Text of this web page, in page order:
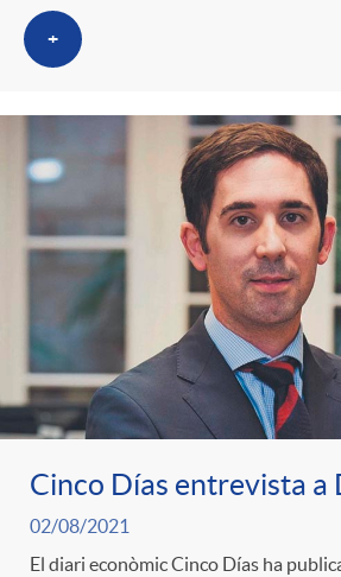
+
Cinco Días entrevista a
02/08/2021
El diari econòmic Cinco Días ha